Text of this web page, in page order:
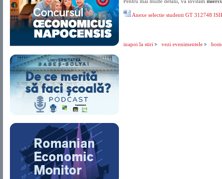
Anexe selectie studenti GT 312748
inapoi la stiri vezi evenimentele